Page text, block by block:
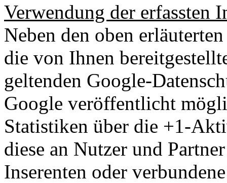
Verwendung der erfassten
Neben den oben
die von Ihnen
geltenden Google-
Google veröffentlicht
Statistiken über die +1-
diese an Nutzer und
Inserenten oder